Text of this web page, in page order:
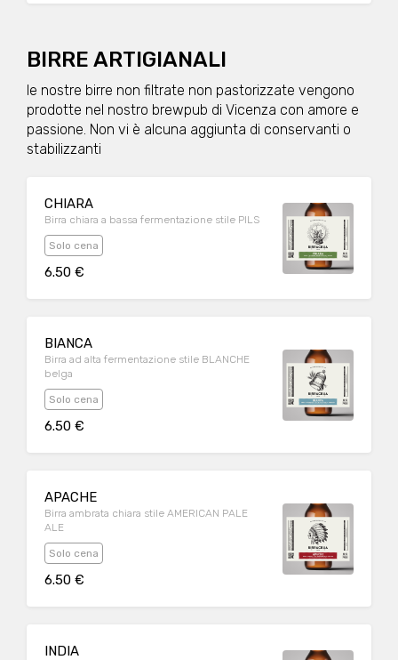
BIRRE ARTIGIANALI
le nostre birre non filtrate non pastorizzate vengono
prodotte nel nostro brewpub di Vicenza con amore e
passione. Non vi è alcuna aggiunta di conservanti o
stabilizzanti
CHIARA
Birra chiara a bassa fermentazione stile PILS
Solo cena
6.50 €
BIANCA
Birra ad alta fermentazione stile BLANCHE
belga
Solo cena
6.50 €
APACHE
Birra ambrata chiara stile AMERICAN PALE
ALE
Solo cena
6.50 €
INDIA